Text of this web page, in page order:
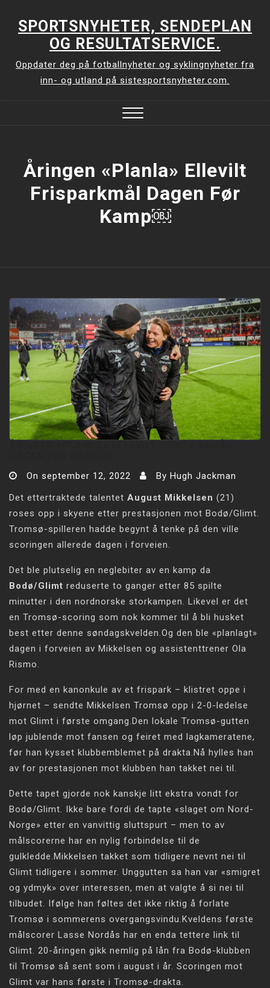
SPORTSNYHETER, SENDEPLAN
OG RESULTATSERVICE.
Oppdater deg på fotballnyheter og syklingnyheter fra
inn- og utland på sistesportsnyheter.com.
Åringen «planla» Ellevilt
Frisparkmål Dagen Før
Kamp￼
On september 12, 2022 By Hugh Jackman
Det ettertraktede talentet August Mikkelsen (21)
roses opp i skyene etter prestasjonen mot Bodø/Glimt.
Tromsø-spilleren hadde begynt å tenke på den ville
scoringen allerede dagen i forveien.
Det ble plutselig en neglebiter av en kamp da
Bodø/Glimt reduserte to ganger etter 85 spilte
minutter i den nordnorske storkampen. Likevel er det
en Tromsø-scoring som nok kommer til å bli husket
best etter denne søndagskvelden.Og den ble «planlagt»
dagen i forveien av Mikkelsen og assistenttrener Ola
Rismo.
For med en kanonkule av et frispark – klistret oppe i
hjørnet – sendte Mikkelsen Tromsø opp i 2-0-ledelse
mot Glimt i første omgang.Den lokale Tromsø-gutten
løp jublende mot fansen og feiret med lagkameratene,
før han kysset klubbemblemet på drakta.Nå hylles han
av for prestasjonen mot klubben han takket nei til.
Dette tapet gjorde nok kanskje litt ekstra vondt for
Bodø/Glimt. Ikke bare fordi de tapte «slaget om Nord-
Norge» etter en vanvittig sluttspurt – men to av
målscorerne har en nylig forbindelse til de
gulkledde.Mikkelsen takket som tidligere nevnt nei til
Glimt tidligere i sommer. Unggutten sa han var «smigret
og ydmyk» over interessen, men at valgte å si nei til
tilbudet. Ifølge han føltes det ikke riktig å forlate
Tromsø i sommerens overgangsvindu.Kveldens første
målscorer Lasse Nordås har en enda tettere link til
Glimt. 20-åringen gikk nemlig på lån fra Bodø-klubben
til Tromsø så sent som i august i år. Scoringen mot
Glimt var hans første i Tromsø-drakta.